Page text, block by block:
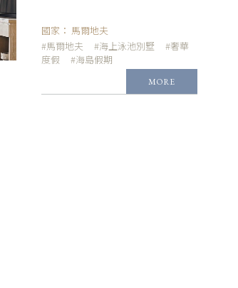
國家： 馬爾地夫
#馬爾地夫
#海上泳池別墅
#奢華
度假
#海島假期
MORE